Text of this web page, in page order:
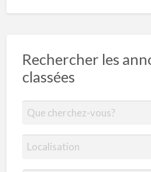
Rechercher les
classées